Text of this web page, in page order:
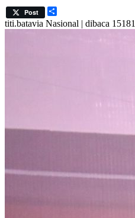
Post
titi.batavia Nasional | dibaca